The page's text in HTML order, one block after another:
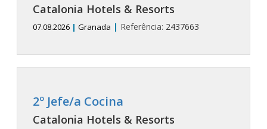
Catalonia Hotels & Resorts
07.08.2026 | Granada | Referência: 2437663
2º Jefe/a Cocina
Catalonia Hotels & Resorts